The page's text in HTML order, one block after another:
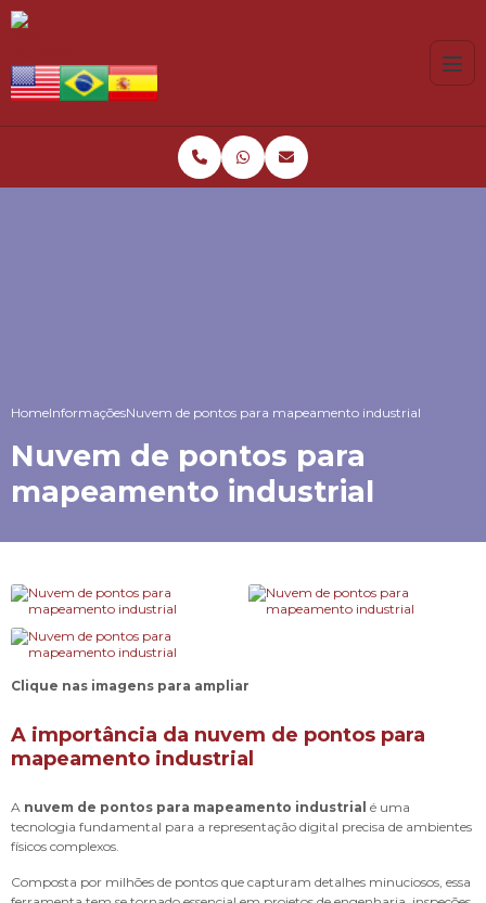
HomeInformaçõesNuvem de pontos para mapeamento industrial
Nuvem de pontos para
mapeamento industrial
Clique nas imagens para ampliar
A importância da nuvem de pontos para
mapeamento industrial
A nuvem de pontos para mapeamento industrial é uma
tecnologia fundamental para a representação digital precisa de ambientes
físicos complexos.
Composta por milhões de pontos que capturam detalhes minuciosos, essa